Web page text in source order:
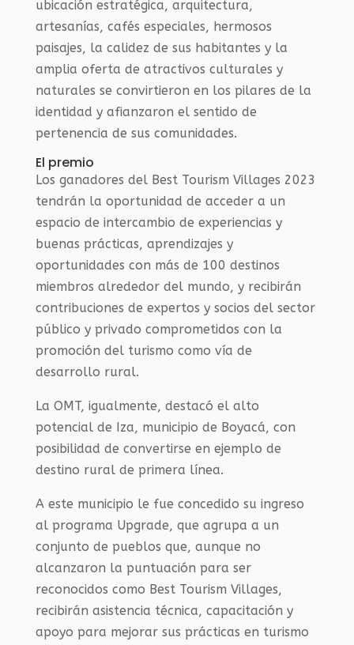
ubicación estratégica, arquitectura,
artesanías, cafés especiales, hermosos
paisajes, la calidez de sus habitantes y la
amplia oferta de atractivos culturales y
naturales se convirtieron en los pilares de la
identidad y afianzaron el sentido de
pertenencia de sus comunidades.
El pre​mio
​Los ganadores del Best Tourism Villages 2023
tendrán la oportunidad de acceder a un
espacio de intercambio de experiencias y
buenas prácticas, aprendizajes y
oportunidades con más de 100 destinos
miembros alrededor del mundo, y recibirán
contribuciones de expertos y socios del sector
público y privado comprometidos con la
promoción del turismo como vía de
desarrollo rural.
La OMT, igualmente, destacó el alto
potencial de Iza, municipio de Boyacá, con
posibilidad de convertirse en ejemplo de
destino rural de primera línea.
A este municipio le fue concedido su ingreso
al programa Upgrade, que agrupa a un
conjunto de pueblos que, aunque no
alcanzaron la puntuación para ser
reconocidos como Best Tourism Villages,
recibirán asistencia técnica, capacitación y
apoyo para mejorar sus prácticas en turismo